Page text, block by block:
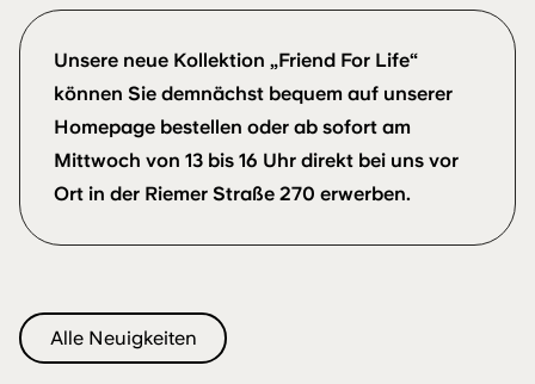
Unsere neue Kollektion „Friend For Life“
können Sie demnächst bequem auf unserer
Homepage bestellen oder ab sofort am
Mittwoch von 13 bis 16 Uhr direkt bei uns vor
Ort in der Riemer Straße 270 erwerben.
Alle Neuigkeiten